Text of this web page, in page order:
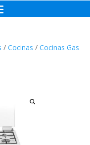
/ Cocinas / Cocinas Gas